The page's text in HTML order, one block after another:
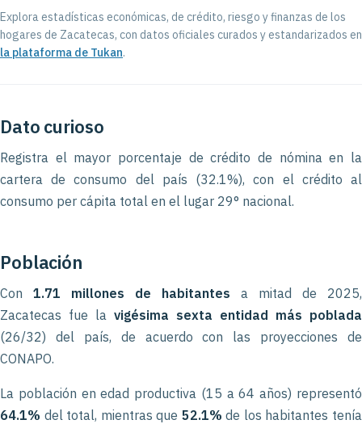
Explora estadísticas económicas, de crédito, riesgo y finanzas de los
hogares de Zacatecas, con datos oficiales curados y estandarizados en
la plataforma de Tukan.
Dato curioso
Registra el mayor porcentaje de crédito de nómina en la
cartera de consumo del país (32.1%), con el crédito al
consumo per cápita total en el lugar 29° nacional.
Población
Con 1.71 millones de habitantes a mitad de 2025,
Zacatecas fue la vigésima sexta entidad más poblada
(26/32) del país, de acuerdo con las proyecciones de
CONAPO.
La población en edad productiva (15 a 64 años) representó
64.1% del total, mientras que 52.1% de los habitantes tenía